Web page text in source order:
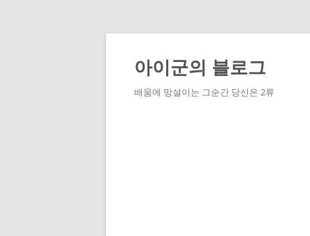
Skip
content
아이군의 블로그
배움에 망설이는 그순간 당신은 2류